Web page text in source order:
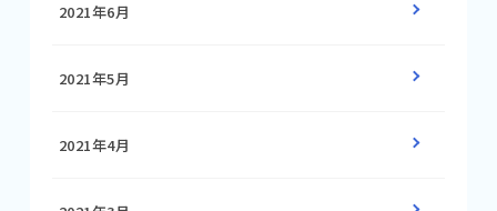
2021年6月
2021年5月
2021年4月